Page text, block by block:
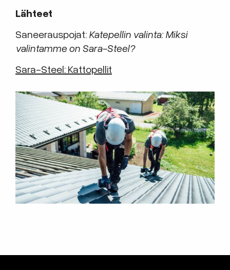
Lähteet
Saneerauspojat: Katepellin valinta: Miksi
valintamme on Sara-Steel?
Sara-Steel: Kattopellit